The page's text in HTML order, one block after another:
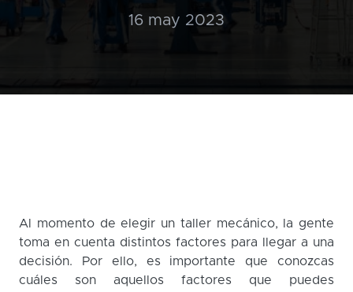
16 may 2023
Al momento de elegir un taller mecánico, la gente
toma en cuenta distintos factores para llegar a una
decisión. Por ello, es importante que conozcas
cuáles son aquellos factores que puedes